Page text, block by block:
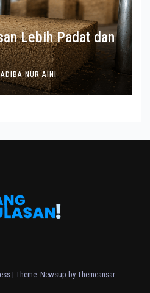
Lebih Padat dan
ADIBA NUR AINI
| Theme: Newsup by Themeansar.